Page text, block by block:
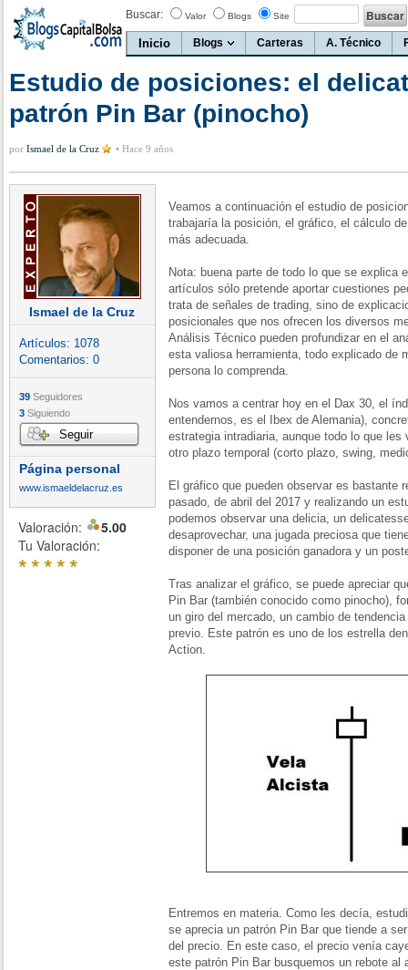
Buscar: Valor Blogs Site
Inicio Blogs Carteras A. Técnico
Estudio de posiciones: el
patrón Pin Bar (pinocho)
por Ismael de la Cruz • Hace 9 años
Ismael de la Cruz
Artículos: 1078
Comentarios: 0
39 Seguidores
3 Siguiendo
Seguir
Página personal
www.ismaeldelacruz.es
Valoración:
5.00
Tu Valoración:
*****
Veamos a continuación el estudio de
trabajaría la posición, el gráfico, el cálculo
más adecuada.
Nota: buena parte de todo lo que se explica
artículos sólo pretende aportar cuestiones
trata de señales de trading, sino de
posicionales que nos ofrecen los diversos
Análisis Técnico pueden profundizar en el
esta valiosa herramienta, todo explicado de
persona lo comprenda.
Nos vamos a centrar hoy en el Dax 30, el
entendernos, es el Ibex de Alemania),
estrategia intradiaria, aunque todo lo que
otro plazo temporal (corto plazo, swing,
El gráfico que pueden observar es bastante
pasado, de abril del 2017 y realizando un
podemos observar una delicia, un
desaprovechar, una jugada preciosa que
disponer de una posición ganadora y un
Tras analizar el gráfico, se puede apreciar
Pin Bar (también conocido como pinocho),
un giro del mercado, un cambio de
previo. Este patrón es uno de los estrella
Action.
Entremos en materia. Como les decía,
se aprecia un patrón Pin Bar que tiende a
del precio. En este caso, el precio venía
este patrón Pin Bar busquemos un rebote al